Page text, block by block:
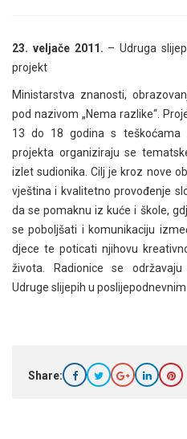
23. veljače 2011. – Udruga
projekt
Ministarstva znanosti,
pod nazivom „Nema razlike“.
13 do 18 godina s teškoćama
projekta organiziraju se
izlet sudionika. Cilj je kroz nove
vještina i kvalitetno provođenje
da se pomaknu iz kuće i škole,
se poboljšati i komunikaciju
djece te poticati njihovu
života. Radionice se
Udruge slijepih u
Share: